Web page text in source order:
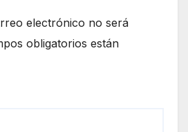
electrónico no será
obligatorios están